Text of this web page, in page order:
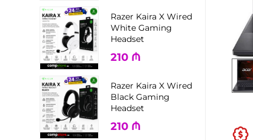
Razer Kaira X Wired
White Gaming
Headset
210 ₼
Razer Kaira X Wired
Black Gaming
Headset
210 ₼